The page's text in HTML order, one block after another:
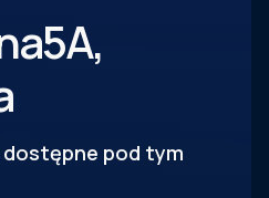
5A,
dostępne pod tym